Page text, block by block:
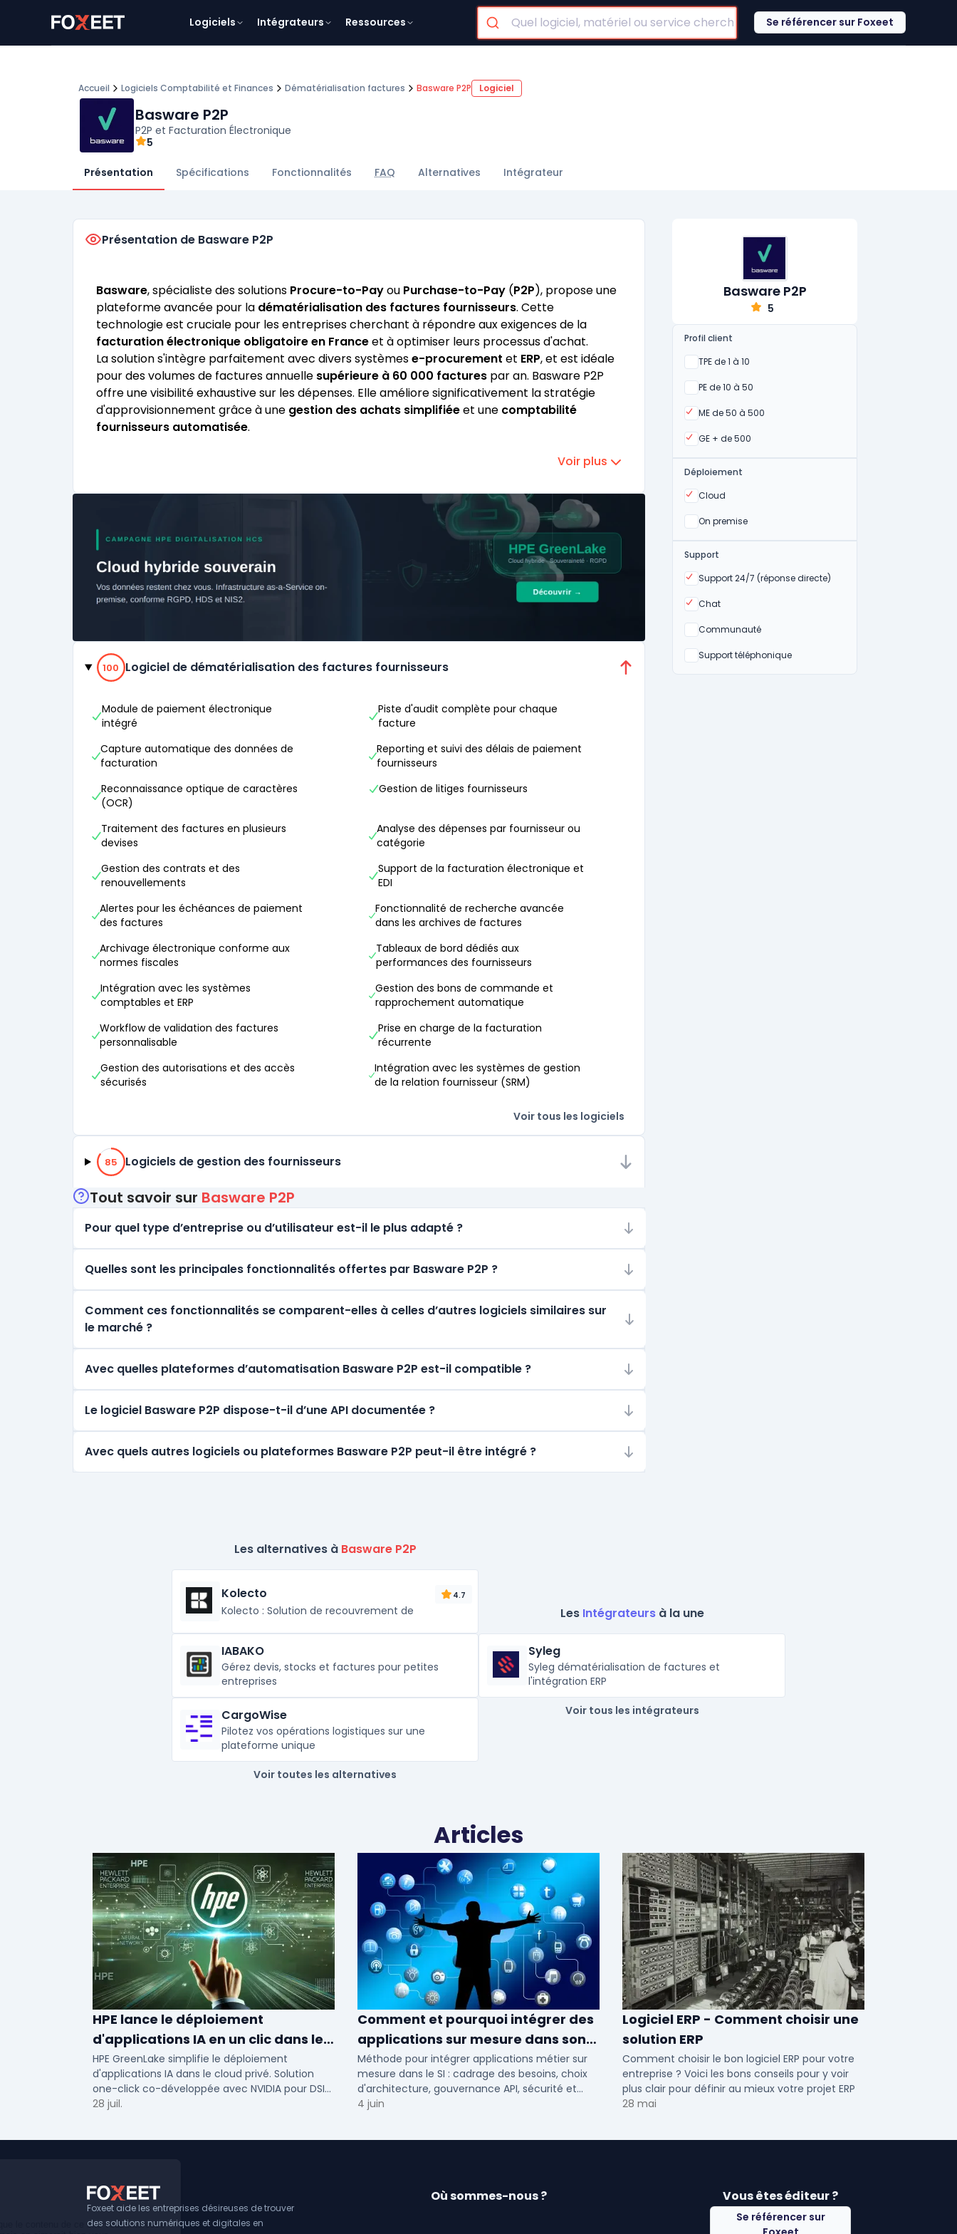
Logiciels Intégrateurs Ressources Se référencer sur Foxeet
Accueil Logiciels Comptabilité et Finances Dématérialisation factures Basware P2P Logiciel
Basware P2P
P2P et Facturation Électronique
5
Présentation Spécifications Fonctionnalités FAQ Alternatives Intégrateur
Basware P2P
5
Profil client
TPE de 1 à 10
Oui
PE de 10 à 50
Oui
ME de 50 à 500
Oui
GE + de 500
Oui
Déploiement
Cloud
Oui
On premise
Oui
Support
Support 24/7 (réponse directe)
Oui
Chat
Oui
Communauté
Non
Support téléphonique
Non
Présentation de Basware P2P
Basware, spécialiste des solutions Procure-to-Payou Purchase-to-Pay (P2P), propose une
plateforme avancée pour la dématérialisation des factures fournisseurs. Cette
technologie est cruciale pour les entreprises cherchant à répondre aux exigences de la
facturation électronique obligatoire en Franceet à optimiser leurs processus d'achat.
La solution s'intègre parfaitement avec divers systèmese-procurement et ERP, et est idéale
pour des volumes de factures annuelle supérieure à 60 000 factures par an. Basware P2P
offre une visibilité exhaustive sur les dépenses. Elle améliore significativement la stratégie
d'approvisionnement grâce à une gestion des achats simplifiéeet une comptabilité
fournisseurs automatisée.
Voir plus
Catégories
100% de compatibilité
100 Logiciel de dématérialisation des factures fournisseurs
Module de paiement électronique
intégré
Piste d'audit complète pour chaque
facture
Capture automatique des données de
facturation
Reporting et suivi des délais de paiement
fournisseurs
Reconnaissance optique de caractères
(OCR)
Gestion de litiges fournisseurs
Traitement des factures en plusieurs
devises
Analyse des dépenses par fournisseur ou
catégorie
Gestion des contrats et des
renouvellements
Support de la facturation électronique et
EDI
Alertes pour les échéances de paiement
des factures
Fonctionnalité de recherche avancée
dans les archives de factures
Archivage électronique conforme aux
normes fiscales
Tableaux de bord dédiés aux
performances des fournisseurs
Intégration avec les systèmes
comptables et ERP
Gestion des bons de commande et
rapprochement automatique
Workflow de validation des factures
personnalisable
Prise en charge de la facturation
récurrente
Gestion des autorisations et des accès
sécurisés
Intégration avec les systèmes de gestion
de la relation fournisseur (SRM)
Voir tous les logiciels
85% de compatibilité
85 Logiciels de gestion des fournisseurs
Tout savoir sur Basware P2P
Pour quel type d’entreprise ou d’utilisateur est-il le plus adapté ?
Quelles sont les principales fonctionnalités offertes par Basware P2P ?
Comment ces fonctionnalités se comparent-elles à celles d’autres logiciels similaires sur
le marché ?
Avec quelles plateformes d’automatisation Basware P2P est-il compatible ?
Le logiciel Basware P2P dispose-t-il d’une API documentée ?
Avec quels autres logiciels ou plateformes Basware P2P peut-il être intégré ?
Les alternatives à Basware P2P
Kolecto 4.7
Kolecto : Solution de recouvrement de
IABAKO
Gérez devis, stocks et factures pour petites
entreprises
CargoWise
Pilotez vos opérations logistiques sur une
plateforme unique
Voir toutes les alternatives
Les Intégrateursà la une
Syleg
Syleg dématérialisation de factures et
l'intégration ERP
Voir tous les intégrateurs
Articles
HPE lance le déploiement
d'applications IA en un clic dans le
cloud privé
HPE GreenLake simplifie le déploiement
d'applications IA dans le cloud privé. Solution
one-click co-développée avec NVIDIA pour DSI
de PME et ETI : performance et conformité.
28 juil.
Comment et pourquoi intégrer des
applications sur mesure dans son
SI ?
Méthode pour intégrer applications métier sur
mesure dans le SI : cadrage des besoins, choix
d'architecture, gouvernance API, sécurité et
conduite du changement.
4 juin
Logiciel ERP - Comment choisir une
solution ERP
Comment choisir le bon logiciel ERP pour votre
entreprise ? Voici les bons conseils pour y voir
plus clair pour définir au mieux votre projet ERP
28 mai
Foxeet aide les entreprises désireuses de trouver
des solutions numériques et digitales en
Où sommes-nous ? Vous êtes éditeur ?
Se référencer sur